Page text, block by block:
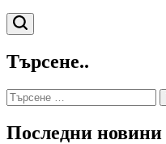
Търсене
Търсене..
Търсене
за:
Последни новини